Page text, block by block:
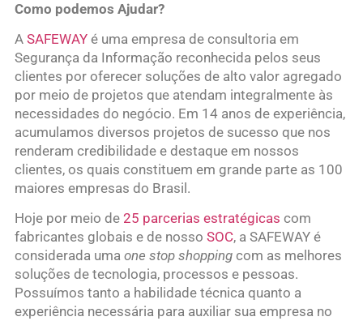
Como podemos Ajudar?
A SAFEWAYé uma empresa de consultoria em
Segurança da Informação reconhecida pelos seus
clientes por oferecer soluções de alto valor agregado
por meio de projetos que atendam integralmente às
necessidades do negócio. Em 14 anos de experiência,
acumulamos diversos projetos de sucesso que nos
renderam credibilidade e destaque em nossos
clientes, os quais constituem em grande parte as 100
maiores empresas do Brasil.
Hoje por meio de 25 parcerias estratégicas com
fabricantes globais e de nosso SOC, a SAFEWAY é
considerada uma one stop shoppingcom as melhores
soluções de tecnologia, processos e pessoas.
Possuímos tanto a habilidade técnica quanto a
experiência necessária para auxiliar sua empresa no